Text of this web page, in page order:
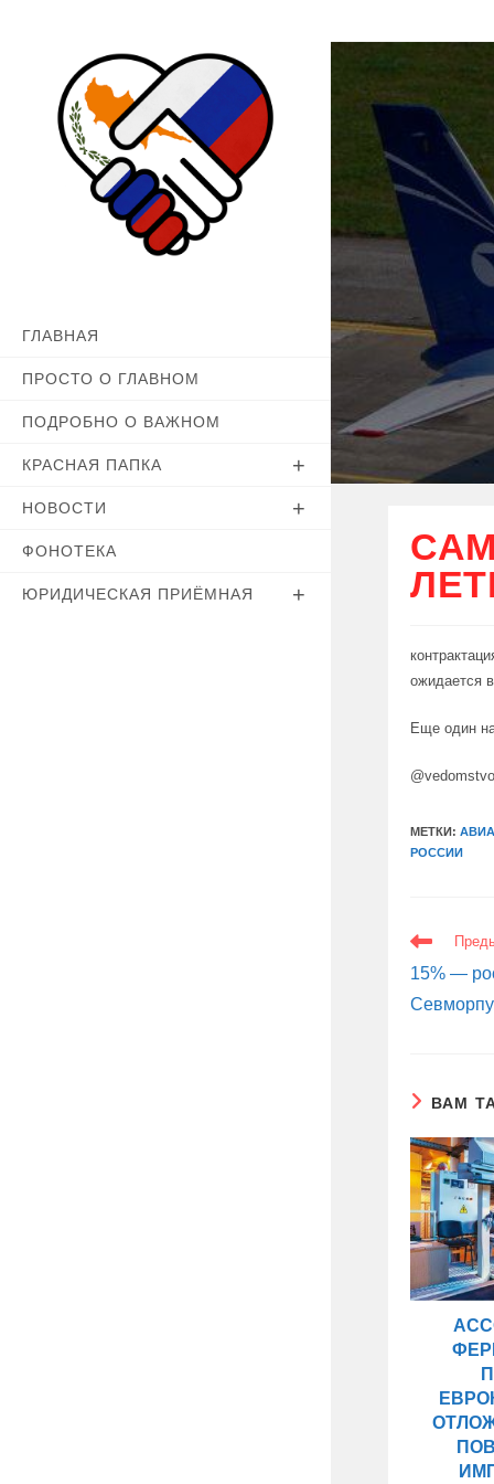
к
ГЛАВНАЯ
ПРОСТО О ГЛАВНОМ
ПОДРОБНО О ВАЖНОМ
КРАСНАЯ ПАПКА
НОВОСТИ
ФОНОТЕКА
ЮРИДИЧЕСКАЯ ПРИЁМНАЯ
ожидается
Еще один
МЕТКИ:
РОССИИ
ЕЩЕ
СТАТЬИ
15% —
ВАМ